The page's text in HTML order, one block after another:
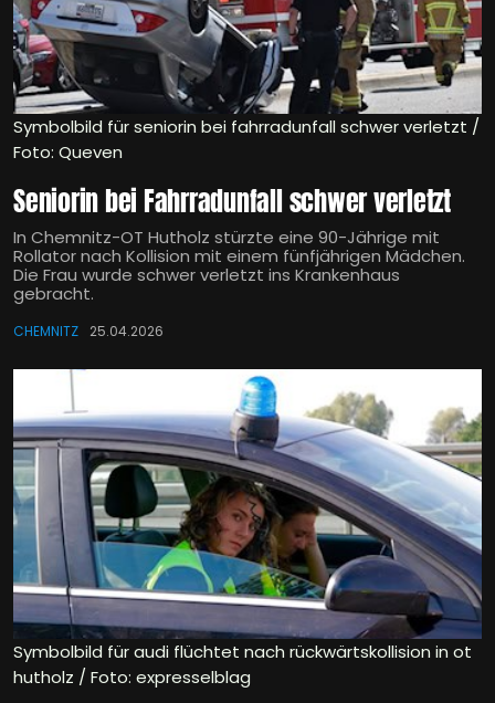
Symbolbild für seniorin bei fahrradunfall schwer verletzt /
Foto: Queven
Seniorin bei Fahrradunfall schwer verletzt
In Chemnitz-OT Hutholz stürzte eine 90-Jährige mit
Rollator nach Kollision mit einem fünfjährigen Mädchen.
Die Frau wurde schwer verletzt ins Krankenhaus
gebracht.
CHEMNITZ 25.04.2026
Symbolbild für audi flüchtet nach rückwärtskollision in ot
hutholz / Foto: expresselblag